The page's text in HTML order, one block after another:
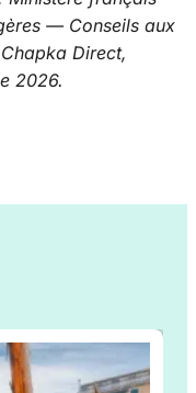
— Conseils aux
Direct,
2026.